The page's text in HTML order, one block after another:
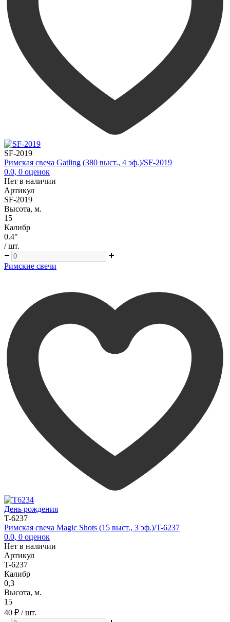
SF-2019
Римская свеча Gatling (380 выст., 4 эф.)/SF-2019
0.0, 0 оценок
Нет в наличии
Артикул
SF-2019
Высота, м.
15
Калибр
0.4"
/ шт.
Римские свечи
День рождения
T-6237
Римская свеча Magic Shots (15 выст., 3 эф.)/T-6237
0.0, 0 оценок
Нет в наличии
Артикул
T-6237
Калибр
0,3
Высота, м.
15
40 ₽ / шт.